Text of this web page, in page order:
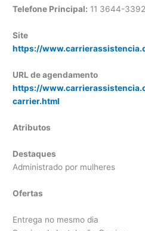
Telefone Principal: 11 3644-3392
Site
https://
URL de agendamento
https://
carrier.html
Atributos
Destaques
Administrado por mulheres
Ofertas
Entrega no mesmo dia